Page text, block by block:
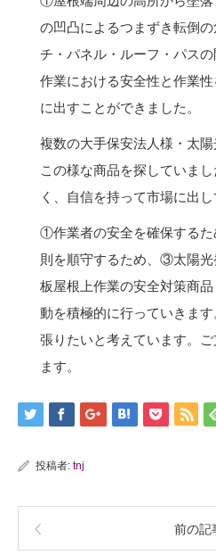
の凹凸によるつまずき転倒
チ・パネル・ルーフ・パス
作業における安全性と作業
に出すことができました。
複数の大手保安法人様・太
この様な商品を探していま
く、自信を持って市場に出し
①作業者の安全を確保する
則を順守するため、③太陽
板屋根上作業の安全対策商
動を積極的に行っていきま
張りたいと考えています。
ます。
投稿者: tnj
前の記